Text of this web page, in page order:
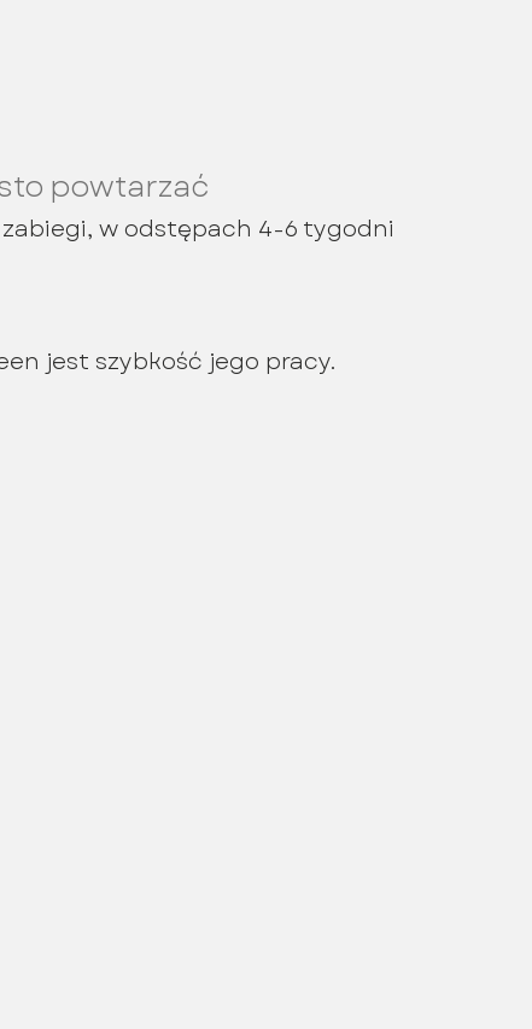
powtarzać
w odstępach 4-6 tygodni
jest szybkość jego pracy.